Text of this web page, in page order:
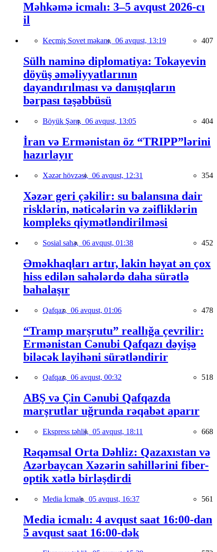
Məhkəmə icmalı: 3–5 avqust 2026-cı
il
Keçmiş Sovet məkanı, 06 avqust, 13:19 407
Sülh naminə diplomatiya: Tokayevin
döyüş əməliyyatlarının
dayandırılması və danışıqların
bərpası təşəbbüsü
Böyük Şərq, 06 avqust, 13:05 404
İran və Ermənistan öz “TRIPP”lərini
hazırlayır
Xəzər hövzəsi, 06 avqust, 12:31 354
Xəzər geri çəkilir: su balansına dair
risklərin, nəticələrin və zəifliklərin
kompleks qiymətləndirilməsi
Sosial sahə, 06 avqust, 01:38 452
Əməkhaqları artır, lakin həyat ən çox
hiss edilən sahələrdə daha sürətlə
bahalaşır
Qafqaz, 06 avqust, 01:06 478
“Tramp marşrutu” reallığa çevrilir:
Ermənistan Cənubi Qafqazı dəyişə
biləcək layihəni sürətləndirir
Qafqaz, 06 avqust, 00:32 518
ABŞ və Çin Cənubi Qafqazda
marşrutlar uğrunda rəqabət aparır
Ekspress təhlil, 05 avqust, 18:11 668
Rəqəmsal Orta Dəhliz: Qazaxıstan və
Azərbaycan Xəzərin sahillərini fiber-
optik xətlə birləşdirdi
Media İcmalı, 05 avqust, 16:37 561
Media icmalı: 4 avqust saat 16:00-dan
5 avqust saat 16:00-dək